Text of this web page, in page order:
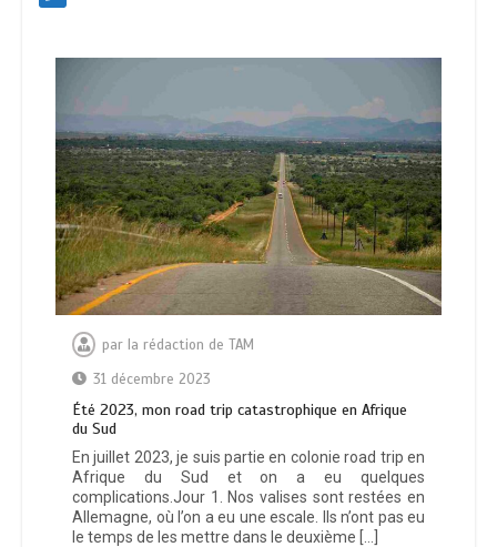
par la rédaction de TAM
31 décembre 2023
Été 2023, mon road trip catastrophique en Afrique
du Sud
En juillet 2023, je suis partie en colonie road trip en
Afrique du Sud et on a eu quelques
complications.Jour 1. Nos valises sont restées en
Allemagne, où l’on a eu une escale. Ils n’ont pas eu
le temps de les mettre dans le deuxième […]